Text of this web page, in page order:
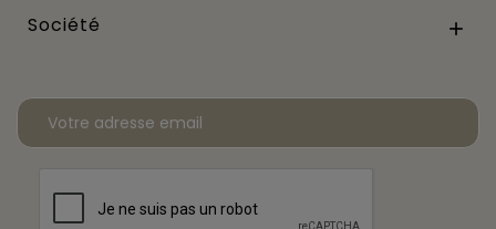
Société 